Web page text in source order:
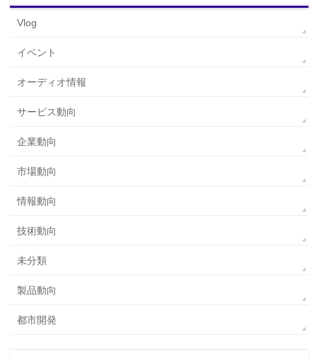
Vlog
イベント
オーディオ情報
サービス動向
企業動向
市場動向
情報動向
技術動向
未分類
製品動向
都市開発